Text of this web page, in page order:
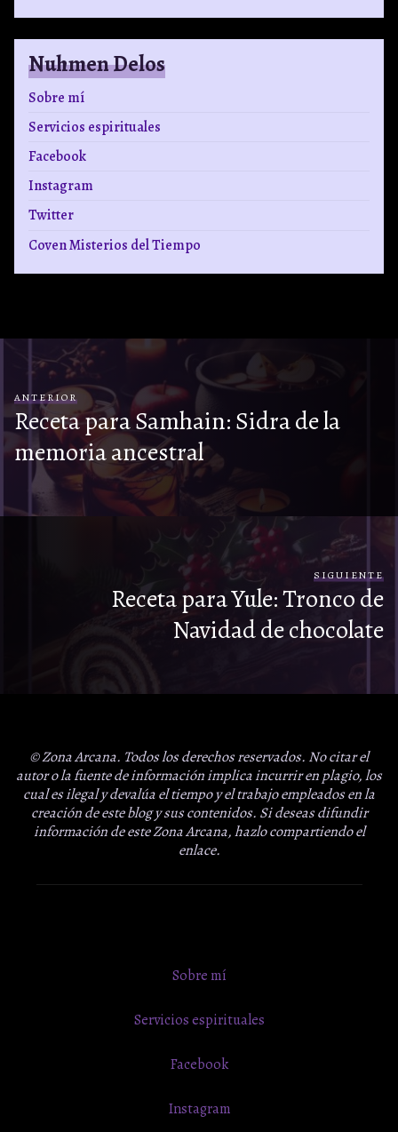
Nuhmen Delos
Sobre mí
Servicios espirituales
Facebook
Instagram
Twitter
Coven Misterios del Tiempo
ANTERIOR
Receta para Samhain: Sidra de la
memoria ancestral
SIGUIENTE
Receta para Yule: Tronco de
Navidad de chocolate
© Zona Arcana. Todos los derechos reservados. No citar el
autor o la fuente de información implica incurrir en plagio, los
cual es ilegal y devalúa el tiempo y el trabajo empleados en la
creación de este blog y sus contenidos. Si deseas difundir
información de este Zona Arcana, hazlo compartiendo el
enlace.
Sobre mí
Servicios espirituales
Facebook
Instagram